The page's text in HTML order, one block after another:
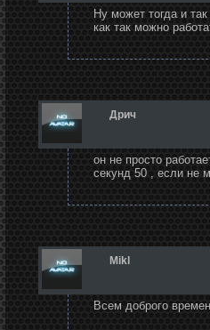
Ну может тогда и
как так можно
Дрич
он не просто
секунд 50 , если не
Mikl
Всем доброго